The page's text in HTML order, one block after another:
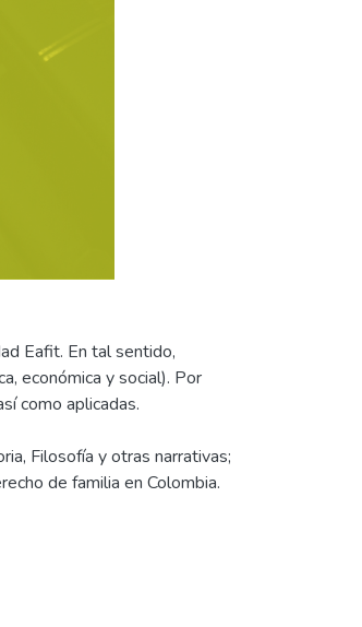
Eafit. En tal sentido,
económica y social). Por
como aplicadas.
Filosofía y otras narrativas;
de familia en Colombia.